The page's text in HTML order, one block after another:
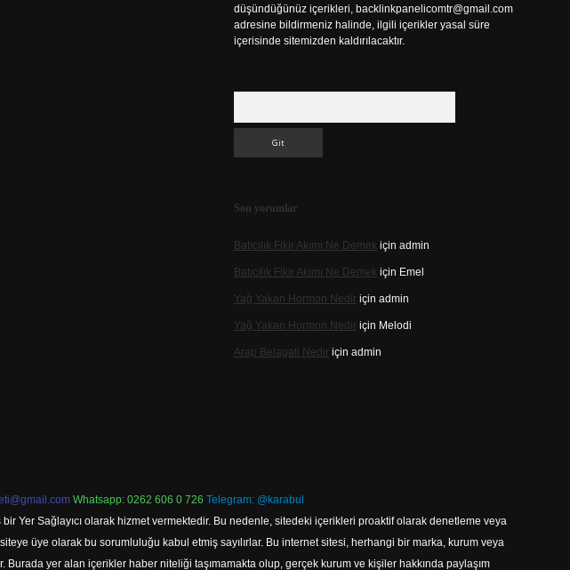
düşündüğünüz içerikleri, backlinkpanelicomtr@gmail.com
adresine bildirmeniz halinde, ilgili içerikler yasal süre
içerisinde sitemizden kaldırılacaktır.
Son yorumlar
Batıcılık Fikir Akımı Ne Demek için admin
Batıcılık Fikir Akımı Ne Demek için Emel
Yağ Yakan Hormon Nediriçin admin
Yağ Yakan Hormon Nediriçin Melodi
Arap Belagati Nediriçin admin
Whatsapp: 0262 606 0 726 Telegram: @karabul
Yer Sağlayıcı olarak hizmet vermektedir. Bu nedenle, sitedeki içerikleri proaktif olarak denetleme veya
üye olarak bu sorumluluğu kabul etmiş sayılırlar. Bu internet sitesi, herhangi bir marka, kurum veya
Burada yer alan içerikler haber niteliği taşımamakta olup, gerçek kurum ve kişiler hakkında paylaşım